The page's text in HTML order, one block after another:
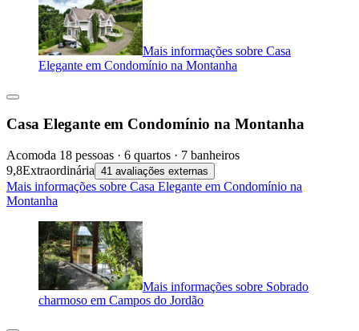
Mais informações sobre Casa
Elegante em Condomínio na Montanha
Casa Elegante em Condomínio na Montanha
Acomoda 18 pessoas · 6 quartos · 7 banheiros
9,8Extraordinária 41 avaliações externas
Mais informações sobre Casa Elegante em Condomínio na
Montanha
Mais informações sobre Sobrado
charmoso em Campos do Jordão